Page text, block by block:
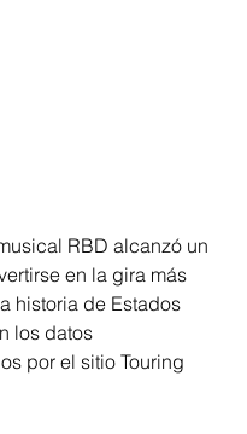
RBD alcanzó un
en la gira más
historia de Estados
los datos
por el sitio Touring